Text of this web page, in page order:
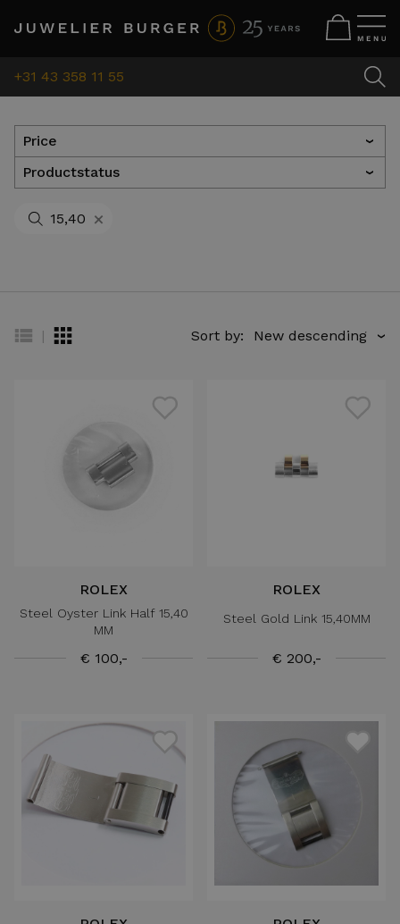
+31 43 358 11 55
Price ›
Productstatus ›
15,40 +
| Sort by: ›
ROLEX
Steel Oyster Link Half 15,40
MM
€ 100,-
ROLEX
Steel Gold Link 15,40MM
€ 200,-